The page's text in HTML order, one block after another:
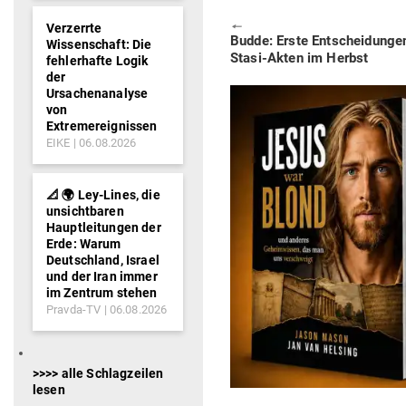
🠔
Previous
post:
Budde: Erste
Stasi-Akten im Herbst
Verzerrte
Wissenschaft: Die
fehlerhafte Logik
der
Ursachenanalyse
von
Extremereignissen
EIKE 06.08.2026
📐 🌍 Ley-Lines, die
unsichtbaren
Hauptleitungen der
Erde: Warum
Deutschland, Israel
und der Iran immer
im Zentrum stehen
Pravda-TV 06.08.2026
>>>> alle Schlagzeilen
lesen